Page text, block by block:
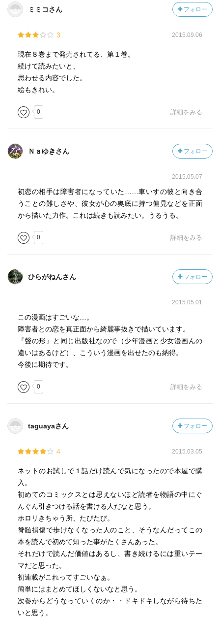
ミミコさん フォロー
3 2015.09.06
現在８巻まで発売されてる、第１巻。
続けて読みたいと、
思わせる内容でした。
絵もきれい。
0 詳細をみる
Ｎａゆきさん フォロー
2015.05.07
初恋の相手は障害者になっていた……車いすの彼と向き合
うことの難しさや、彼女が心の奥底に持つ偏見などを正面
から描いた力作。これは続きも読みたい。うるうる。
0 詳細をみる
ひらがねんさん フォロー
2015.05.01
この漫画はすごいな…。
障害者との恋を真正面から綺麗事抜きで描いています。
『聲の形』と同じ出版社なので（少年漫画と少女漫画んの
違いはあるけど）、こういう漫画を出せたのも納得。
今後に期待です。
0 詳細をみる
taguayaさん フォロー
4 2015.03.05
ネットのお試しで１話だけ読んで気になったので本屋で購
入。
初めてのコミックスとは思えないほど読者を物語の中にぐ
んぐん引きつける話を書ける人だなと思う。
ホロリきちゃう所、たびたび。
脊髄損傷で歩けなくなった人のこと、そうなんだってこの
本を読んで初めて知った事がたくさんあった。
それだけで読んだ価値はあるし、書き続けるには重いテー
マだと思った。
初連載がこれってすごいなぁ。
簡単にはまとめてほしくないなと思う。
次巻からどうなっていくのか・・ドキドキしながら待ちた
いと思う。